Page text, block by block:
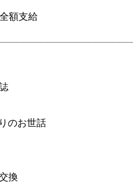
額支給
のお世話
換